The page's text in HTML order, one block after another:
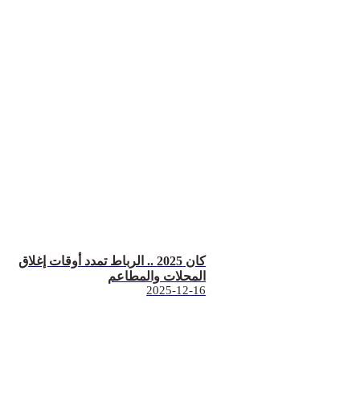
كان 2025 .. الرباط تمدد أوقات إغلاق
المحلات والمطاعم
2025-12-16